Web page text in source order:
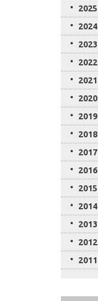
2025
2024
2023
2022
2021
2020
2019
2018
2017
2016
2015
2014
2013
2012
2011